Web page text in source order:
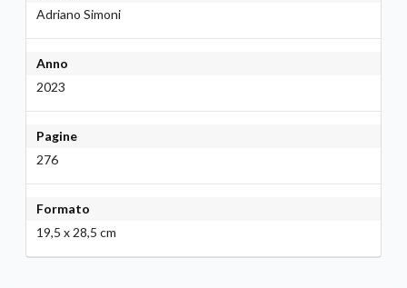
Adriano Simoni
Anno
2023
Pagine
276
Formato
19,5 x 28,5 cm